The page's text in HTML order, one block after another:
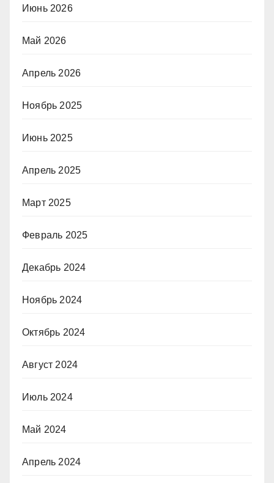
Июнь 2026
Май 2026
Апрель 2026
Ноябрь 2025
Июнь 2025
Апрель 2025
Март 2025
Февраль 2025
Декабрь 2024
Ноябрь 2024
Октябрь 2024
Август 2024
Июль 2024
Май 2024
Апрель 2024